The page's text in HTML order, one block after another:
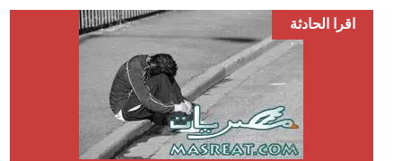
اقرا الحادثة